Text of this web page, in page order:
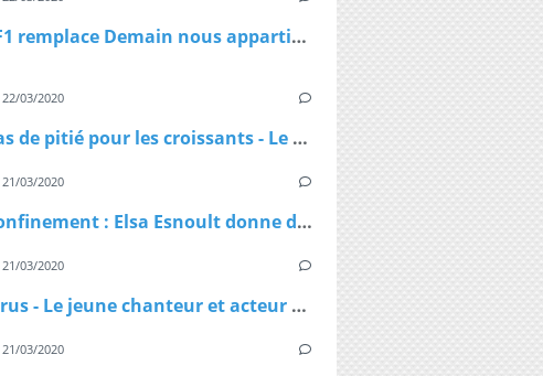
TF1 remplace Demain nous appartient par Sept à Huit, dès lundi à 19h05 le temps du confinement
22/03/2020
Pas de pitié pour les croissants - Le croissant pirate
21/03/2020
Confinement : Elsa Esnoult donne de ses nouvelles dans une longue vidéo Facebook Live
21/03/2020
Virus - Le jeune chanteur et acteur Lenni Kim annonce être positif au coronavirus ainsi que sa maman après un test fait au Canada
21/03/2020